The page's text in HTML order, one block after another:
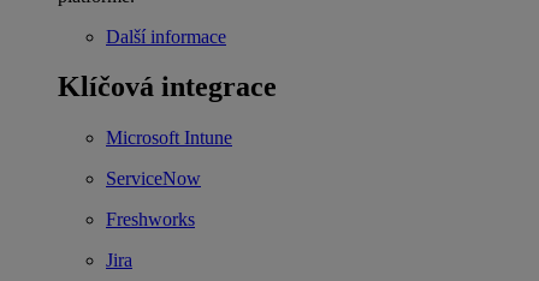
Další informace
Klíčová integrace
Microsoft Intune
ServiceNow
Freshworks
Jira